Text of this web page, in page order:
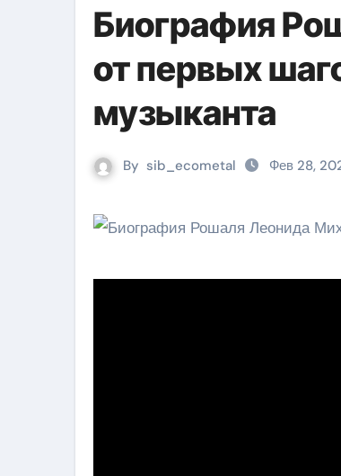
Биография
от первых
музыканта
By sib_ecometal Фев 28,